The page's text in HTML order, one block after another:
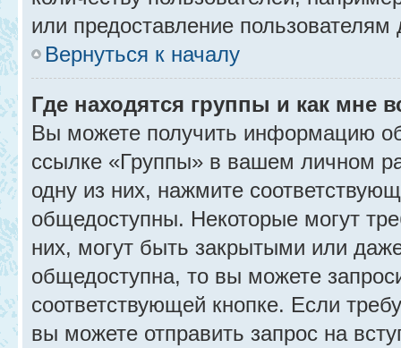
или предоставление
Вернуться к началу
Где находятся группы и как мне
Вы можете получить информацию
ссылке «Группы» в вашем личном
одну из них, нажмите
общедоступны. Некоторые могут
них, могут быть закрытыми или
общедоступна, то вы можете
соответствующей кнопке. Если
вы можете отправить запрос на